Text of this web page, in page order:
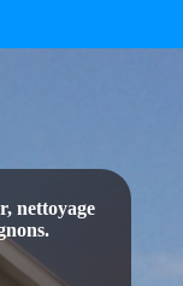
nettoyage